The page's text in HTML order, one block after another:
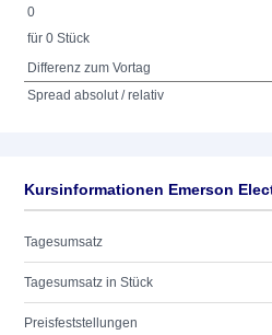
0
für 0 Stück
Differenz zum Vortag
Spread absolut / relativ
Kursinformationen Emerson
Tagesumsatz
Tagesumsatz in Stück
Preisfeststellungen